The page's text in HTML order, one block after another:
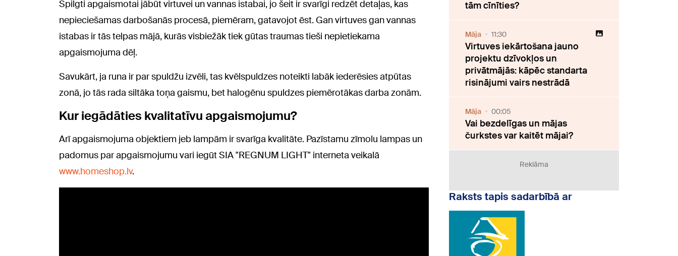
Spilgti apgaismotai jābūt virtuvei un vannas istabai, jo šeit ir svarīgi redzēt detaļas, kas
nepieciešamas darbošanās procesā, piemēram, gatavojot ēst. Gan virtuves gan vannas
istabas ir tās telpas mājā, kurās visbiežāk tiek gūtas traumas tieši nepietiekama
apgaismojuma dēļ.
Savukārt, ja runa ir par spuldžu izvēli, tas kvēlspuldzes noteikti labāk iederēsies atpūtas
zonā, jo tās rada siltāka toņa gaismu, bet halogēnu spuldzes piemērotākas darba zonām.
Kur iegādāties kvalitatīvu apgaismojumu?
Arī apgaismojuma objektiem jeb lampām ir svarīga kvalitāte. Pazīstamu zīmolu lampas un
padomus par apgaismojumu vari iegūt SIA "REGNUM LIGHT" interneta veikalā
www.homeshop.lv.
tām cīnīties?
Māja 11:30
Virtuves iekārtošana jauno
projektu dzīvokļos un
privātmājās: kāpēc standarta
risinājumi vairs nestrādā
Māja 00:05
Vai bezdelīgas un mājas
čurkstes var kaitēt mājai?
Reklāma
Raksts tapis sadarbībā ar